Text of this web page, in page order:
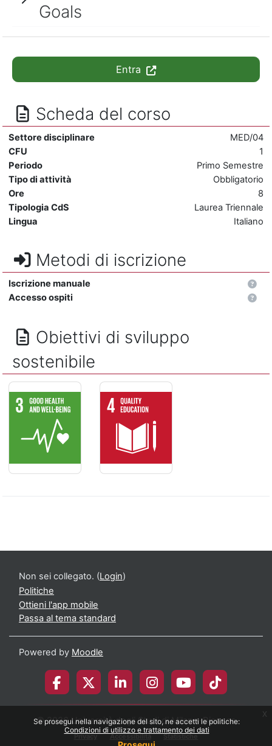
Se prosegui nella navigazione del sito, ne accetti le politiche:
Condizioni di utilizzo e trattamento dei dati
x
Goals
Entra
Scheda del corso
Settore disciplinare
MED/04
CFU
1
Periodo
Primo Semestre
Tipo di attività
Obbligatorio
Ore
8
Tipologia CdS
Laurea Triennale
Lingua
Italiano
Metodi di iscrizione
Iscrizione manuale
Accesso ospiti
Obiettivi di sviluppo
sostenibile
SALUTE E BENESSERE - Assicurare la salute e il
ISTRUZIONE DI QUALITÁ -
Non sei collegato. (Login)
Politiche
Ottieni l'app mobile
Passa al tema standard
Powered by Moodle
© 2026 Università degli Studi di Milano-Bicocca
Privacy Accessibilità Statistiche